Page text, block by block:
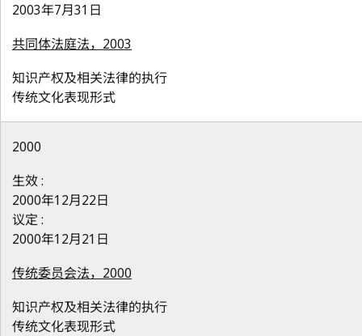
2003年7月31日
共同体法庭法，2003
知识产权及相关法律的执行
传统文化表现形式
2000
生效 :
2000年12月22日
议定 :
2000年12月21日
传统委员会法，2000
知识产权及相关法律的执行
传统文化表现形式